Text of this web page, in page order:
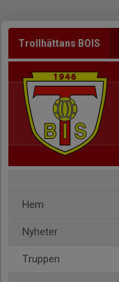
Trollhättans BOIS
Hem
Nyheter
Truppen